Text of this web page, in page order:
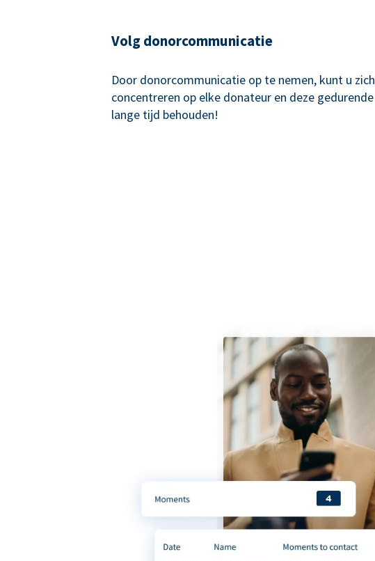
Volg donorcommunicatie
Door donorcommunicatie op te nemen, kunt u zich
concentreren op elke donateur en deze gedurende
lange tijd behouden!